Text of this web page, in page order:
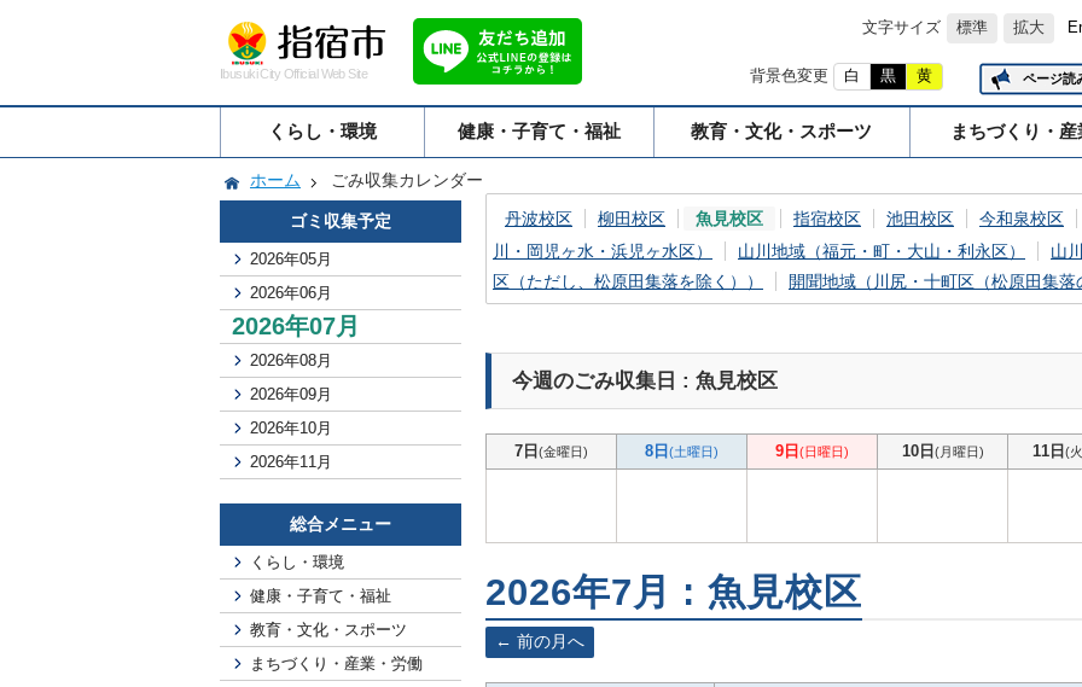
文字サイズ 標準 拡大
Ibusuki City Official Web Site 背景色変更 白 黒 黄 ページ読
くらし・環境 健康・子育て・福祉 教育・文化・スポーツ まちづくり・
ホーム ごみ収集カレンダー
ゴミ収集予定
2026年05月
2026年06月
2026年07月
2026年08月
2026年09月
2026年10月
2026年11月
総合メニュー
くらし・環境
健康・子育て・福祉
教育・文化・スポーツ
まちづくり・産業・労働
丹波校区 柳田校区 魚見校区 指宿校区 池田校区 今和泉校区
川・岡児ヶ水・浜児ヶ水区）
山川地域（福元・町・大山・利永区） 山
区（ただし、松原田集落を除く））
開聞地域（川尻・十町区（松原田集落
今週のごみ収集日 : 魚見校区
7日 (金曜日) 8日 (土曜日) 9日 (日曜日) 10日 (月曜日) 11日 (
2026年7月 : 魚見校区
前の月へ